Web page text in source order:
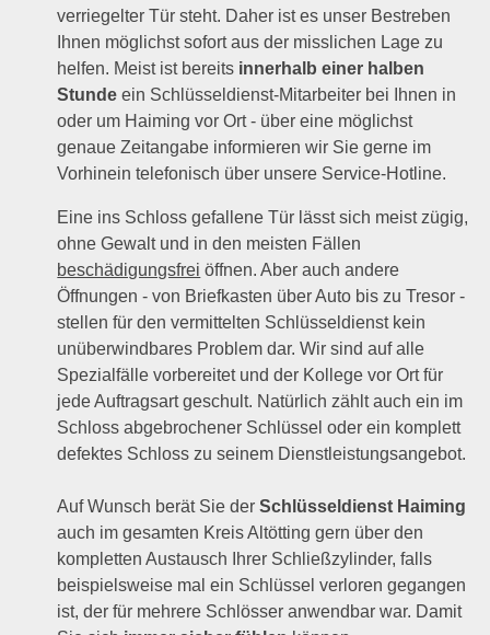
verriegelter Tür steht. Daher ist es unser Bestreben
Ihnen möglichst sofort aus der misslichen Lage zu
helfen. Meist ist bereits innerhalb einer halben
Stunde ein Schlüsseldienst-Mitarbeiter bei Ihnen in
oder um Haiming vor Ort - über eine möglichst
genaue Zeitangabe informieren wir Sie gerne im
Vorhinein telefonisch über unsere Service-Hotline.
Eine ins Schloss gefallene Tür lässt sich meist zügig,
ohne Gewalt und in den meisten Fällen
beschädigungsfrei öffnen. Aber auch andere
Öffnungen - von Briefkasten über Auto bis zu Tresor -
stellen für den vermittelten Schlüsseldienst kein
unüberwindbares Problem dar. Wir sind auf alle
Spezialfälle vorbereitet und der Kollege vor Ort für
jede Auftragsart geschult. Natürlich zählt auch ein im
Schloss abgebrochener Schlüssel oder ein komplett
defektes Schloss zu seinem Dienstleistungsangebot.
Auf Wunsch berät Sie derSchlüsseldienst Haiming
auch im gesamten Kreis Altötting gern über den
kompletten Austausch Ihrer Schließzylinder, falls
beispielsweise mal ein Schlüssel verloren gegangen
ist, der für mehrere Schlösser anwendbar war. Damit